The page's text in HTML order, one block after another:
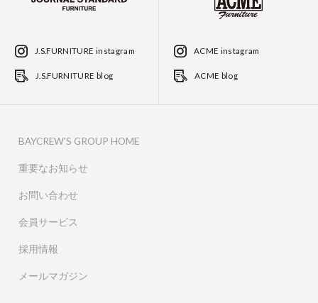
J.S.FURNITURE instagram
J.S.FURNITURE blog
ACME instagram
ACME blog
BAYCREW'S GROUP HOME
重要なお知らせ
お問い合わせ
会員サービス
採用情報
メールマガジン